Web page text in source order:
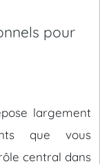
pour
largement
que vous
central dans